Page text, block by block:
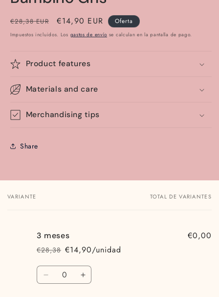
ventana
Precio
habitual
€28,38 EUR
Precio
de
€14,90 EUR Oferta
Impuestos incluidos. Los gastos de envío se calculan en la pantalla de pago.
Product features
Materials and care
Merchandising tips
Share
Tu
VARIANTE TOTAL DE VARIANTES
3 meses
Precio
habitual
€28,38
Precio
de
oferta
€14,90/unidad
€0,00
Cantidad
Reducir
Aumentar